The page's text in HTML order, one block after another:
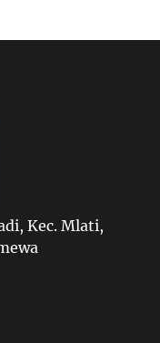
Kec. Mlati,